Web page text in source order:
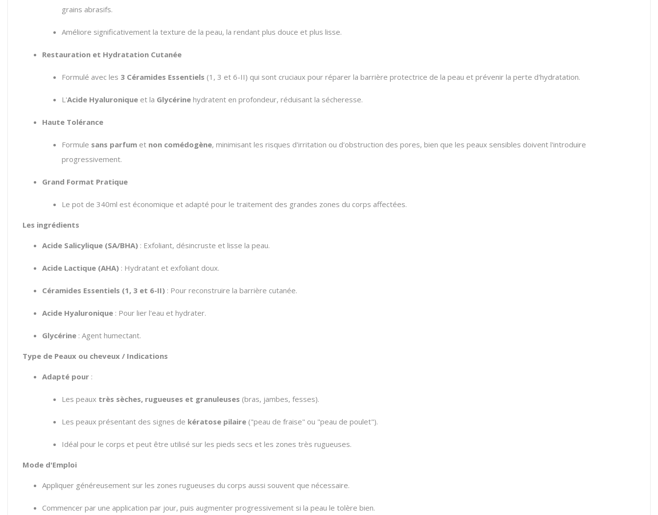
grains abrasifs.
Améliore significativement la texture de la peau, la rendant plus douce et plus lisse.
Restauration et Hydratation Cutanée
Formulé avec les 3 Céramides Essentiels (1, 3 et 6-II) qui sont cruciaux pour réparer la barrière protectrice de la peau et prévenir la perte d'hydratation.
L'Acide Hyaluronique et la Glycérine hydratent en profondeur, réduisant la sécheresse.
Haute Tolérance
Formule sans parfum et non comédogène, minimisant les risques d'irritation ou d'obstruction des pores, bien que les peaux sensibles doivent l'introduire
progressivement.
Grand Format Pratique
Le pot de 340ml est économique et adapté pour le traitement des grandes zones du corps affectées.
Les ingrédients
Acide Salicylique (SA/BHA) : Exfoliant, désincruste et lisse la peau.
Acide Lactique (AHA) : Hydratant et exfoliant doux.
Céramides Essentiels (1, 3 et 6-II) : Pour reconstruire la barrière cutanée.
Acide Hyaluronique : Pour lier l'eau et hydrater.
Glycérine : Agent humectant.
Type de Peaux ou cheveux / Indications
Adapté pour :
Les peaux très sèches, rugueuses et granuleuses (bras, jambes, fesses).
Les peaux présentant des signes de kératose pilaire ("peau de fraise" ou "peau de poulet").
Idéal pour le corps et peut être utilisé sur les pieds secs et les zones très rugueuses.
Mode d'Emploi
Appliquer généreusement sur les zones rugueuses du corps aussi souvent que nécessaire.
Commencer par une application par jour, puis augmenter progressivement si la peau le tolère bien.